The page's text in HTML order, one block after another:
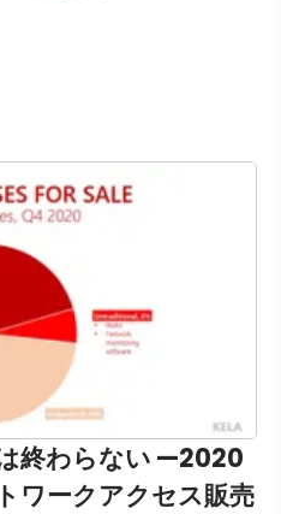
終わらない —2020
ワークアクセス販売